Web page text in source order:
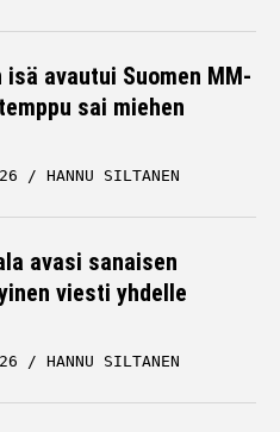
isä avautui Suomen MM-
sai miehen
HANNU SILTANEN
avasi sanaisen
viesti yhdelle
HANNU SILTANEN